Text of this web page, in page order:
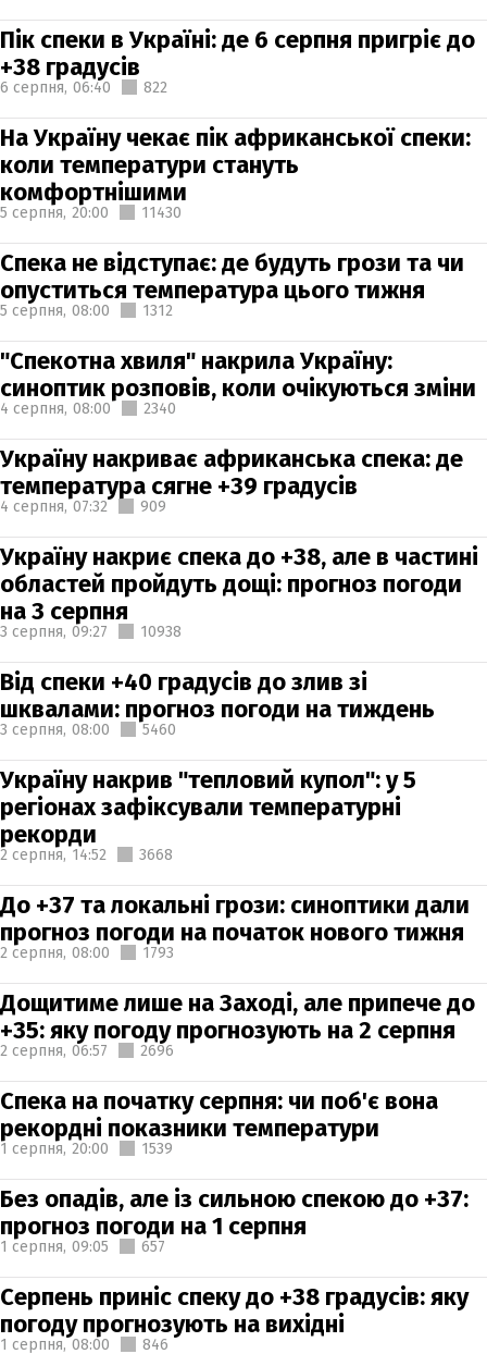
Пік спеки в Україні: де 6 серпня пригріє до
+38 градусів
6 серпня, 06:40 822
На Україну чекає пік африканської спеки:
коли температури стануть
комфортнішими
5 серпня, 20:00 11430
Спека не відступає: де будуть грози та чи
опуститься температура цього тижня
5 серпня, 08:00 1312
"Спекотна хвиля" накрила Україну:
синоптик розповів, коли очікуються зміни
4 серпня, 08:00 2340
Україну накриває африканська спека: де
температура сягне +39 градусів
4 серпня, 07:32 909
Україну накриє спека до +38, але в частині
областей пройдуть дощі: прогноз погоди
на 3 серпня
3 серпня, 09:27 10938
Від спеки +40 градусів до злив зі
шквалами: прогноз погоди на тиждень
3 серпня, 08:00 5460
Україну накрив "тепловий купол": у 5
регіонах зафіксували температурні
рекорди
2 серпня, 14:52 3668
До +37 та локальні грози: синоптики дали
прогноз погоди на початок нового тижня
2 серпня, 08:00 1793
Дощитиме лише на Заході, але припече до
+35: яку погоду прогнозують на 2 серпня
2 серпня, 06:57 2696
Спека на початку серпня: чи поб'є вона
рекордні показники температури
1 серпня, 20:00 1539
Без опадів, але із сильною спекою до +37:
прогноз погоди на 1 серпня
1 серпня, 09:05 657
Серпень приніс спеку до +38 градусів: яку
погоду прогнозують на вихідні
1 серпня, 08:00 846